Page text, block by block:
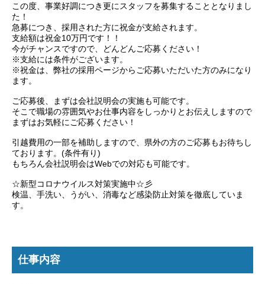
この度、事業好調につき更にスタッフを募集することとなりまし
た！
急募につき、採用された方に祝金が支給されます。
支給額は祝金10万円です！！
今がチャンスですので、どんどんご応募ください！
※支給には条件がございます。
※祝金は、弊社の採用ページからご応募いただいた方のみになり
ます。
ご応募後、まずは会社説明会の実施も可能です。
そこで職場の雰囲気やお仕事内容をしっかりとお伝えしますので
まずはお気軽にご応募ください！
引越費用の一部を補助しますので、県外の方のご応募もお待ちし
ております。(条件有り)
もちろん会社説明会はWebでの対応も可能です。
☆新型コロナウイルス対策実施中☆彡
検温、手洗い、うがい、消毒など感染防止対策を徹底していま
す。
仕事内容